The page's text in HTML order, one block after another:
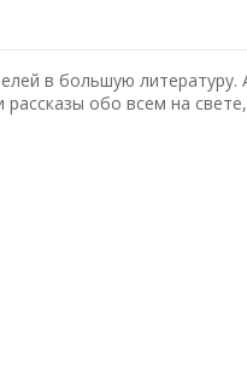
в большую литературу.
обо всем на